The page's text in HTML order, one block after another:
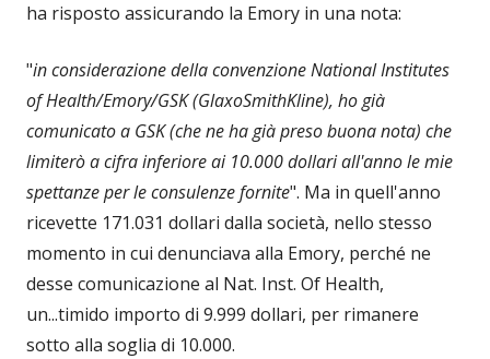
ha risposto assicurando la Emory in una nota:
"in considerazione della convenzione National Institutes
of Health/Emory/GSK (GlaxoSmithKline), ho già
comunicato a GSK (che ne ha già preso buona nota) che
limiterò a cifra inferiore ai 10.000 dollari all'anno le mie
spettanze per le consulenze fornite". Ma in quell'anno
ricevette 171.031 dollari dalla società, nello stesso
momento in cui denunciava alla Emory, perché ne
desse comunicazione al Nat. Inst. Of Health,
un...timido importo di 9.999 dollari, per rimanere
sotto alla soglia di 10.000.